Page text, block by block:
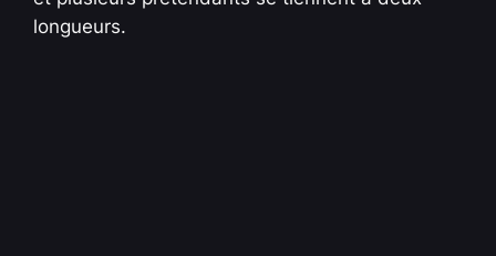
longueurs.